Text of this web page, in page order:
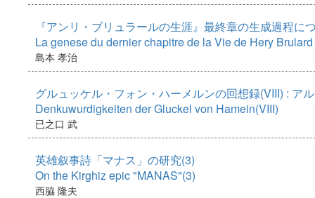
『アンリ・ブリュラールの生涯』最終章の生成過程に
La genese du dernier chapitre de la Vie de Hery Brulard
島本 孝治
グルュッケル・フォン・ハーメルンの回想録(VIII) : ア
Denkuwurdigkeiten der Gluckel von Hamein(VIII)
已之口 武
英雄叙事詩「マナス」の研究(3)
On the Kirghiz epic "MANAS"(3)
西脇 隆夫